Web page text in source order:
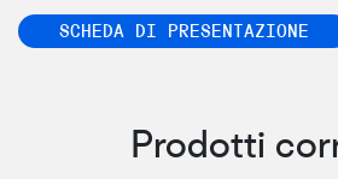
SCHEDA DI PRESENTAZIONE
Prodotti